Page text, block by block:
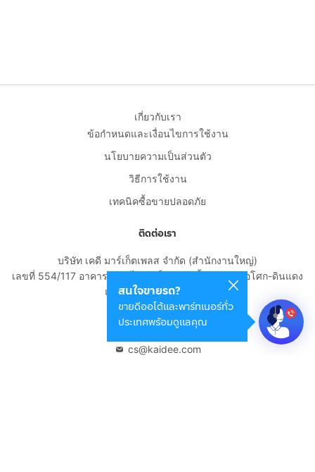
สนใจขายรถ?
ขายดีออโต้และพาร์ทเนอร์ทั่ว
ประเทศพร้อมดูแลคุณ
เกี่ยวกับเรา
ข้อกำหนดและเงื่อนไขการใช้งาน
นโยบายความเป็นส่วนตัว
วิธีการใช้งาน
เทคนิคซื้อขายปลอดภัย
ติดต่อเรา
บริษัท เคดี มาร์เก็ตเพลส จำกัด (สำนักงานใหญ่)
เลขที่ 554/117 อาคารสกายไนน์ เซ็นเตอร์ ชั้น 22 ถนนอโศก-ดินแดง
แขวงดินแดง เขตดินแดง
กรุงเทพมหานคร 10400
cs@kaidee.com